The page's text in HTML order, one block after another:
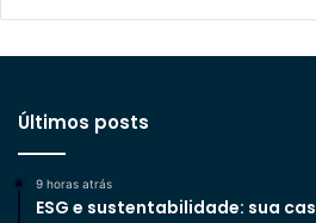
Últimos posts
9 horas atrás
ESG e sustentabilidade: sua